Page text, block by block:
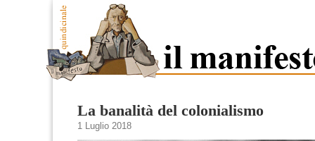
La banalità del colonialismo
1 Luglio 2018